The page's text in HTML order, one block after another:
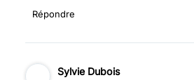
Répondre
Sylvie Dubois